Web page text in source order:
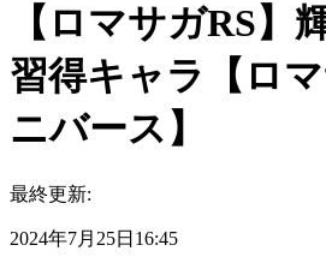
【ロマサガRS】
習得キャラ【ロ
ニバース】
最終更新:
2024年7月25日16:45